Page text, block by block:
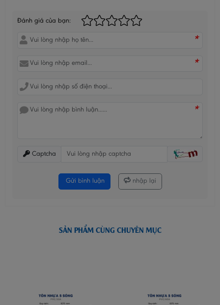
Đánh giá của bạn:
*
*
*
Captcha
Gửi bình luận nhập lại
SẢN PHẨM CÙNG CHUYÊN MỤC